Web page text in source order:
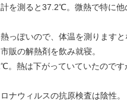
を測ると37.2℃。微熱で特に
っぽいので、体温を測ります
販の解熱剤を飲み就寝。
。熱は下がっていていたので
ナウィルスの抗原検査は陰性。